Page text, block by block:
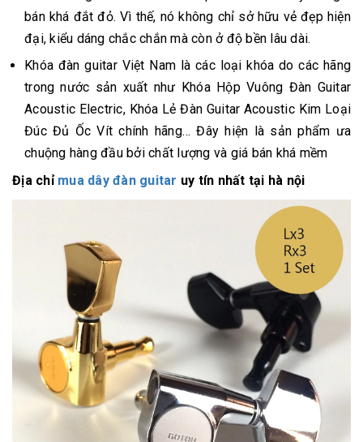
bán khá đắt đỏ. Vì thế, nó không chỉ sở hữu vẻ đẹp hiện
đại, kiểu dáng chắc chắn mà còn ở độ bền lâu dài.
Khóa đàn guitar Việt Nam là các loại khóa do các hãng
trong nước sản xuất như Khóa Hộp Vuông Đàn Guitar
Acoustic Electric, Khóa Lẻ Đàn Guitar Acoustic Kim Loại
Đúc Đủ Ốc Vít chính hãng… Đây hiện là sản phẩm ưa
chuộng hàng đầu bởi chất lượng và giá bán khá mềm
Địa chỉ mua dây đàn guitar uy tín nhất tại hà nội